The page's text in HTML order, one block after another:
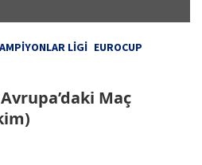
LIGI EUROCUP
Maç